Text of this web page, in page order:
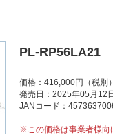
PL-RP56LA21
価格：416,000円（税別）
発売日：2025年05月12日
JANコード：
※この価格は事業者様向